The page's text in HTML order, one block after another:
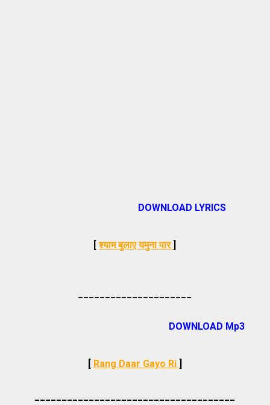
DOWNLOAD LYRICS
[श्याम बुलाए यमुना पार ]
DOWNLOAD Mp3
[ Rang Daar Gayo Ri ]